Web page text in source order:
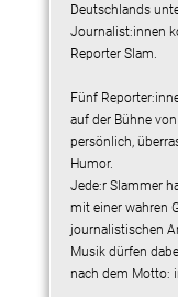
Deutschlands
Journalist:innen
Reporter Slam.
Fünf
auf der Bühne
persönlich,
Humor.
Jede:r Slammer
mit einer wahren
journalistischen
Musik dürfen
nach dem Motto: